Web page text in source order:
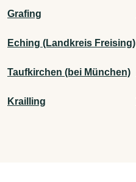
Grafing
Eching (Landkreis Freising)
Taufkirchen (bei München)
Krailling